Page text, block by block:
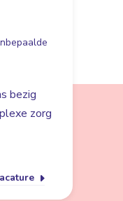
bezig
zorg